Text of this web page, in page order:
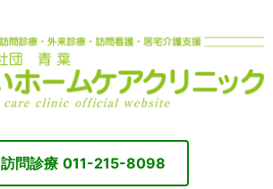
訪問診療 011-215-8098